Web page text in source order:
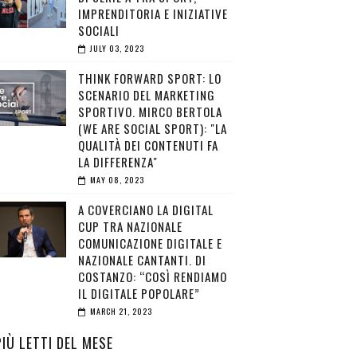
IMPRENDITORIA E INIZIATIVE
SOCIALI
JULY 03, 2023
THINK FORWARD SPORT: LO
SCENARIO DEL MARKETING
SPORTIVO. MIRCO BERTOLA
(WE ARE SOCIAL SPORT): "LA
QUALITÀ DEI CONTENUTI FA
LA DIFFERENZA"
MAY 08, 2023
A COVERCIANO LA DIGITAL
CUP TRA NAZIONALE
COMUNICAZIONE DIGITALE E
NAZIONALE CANTANTI. DI
COSTANZO: “COSÌ RENDIAMO
IL DIGITALE POPOLARE”
MARCH 21, 2023
LETTI DEL MESE